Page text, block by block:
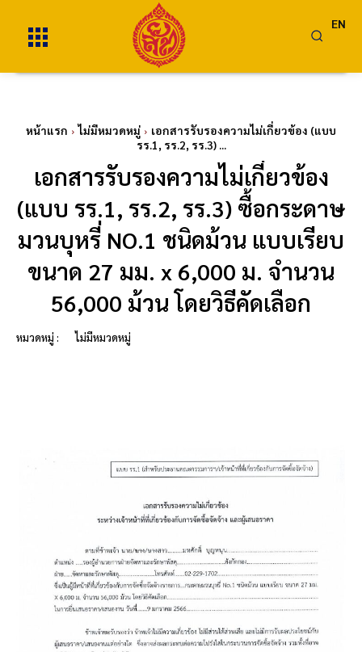
EN
หน้าแรก ไม่มีหมวดหมู่
เอกสารรับรองความไม่เกี่ยวข้อง (แบบ
รร.1, รร.2, รร.3) ...
เอกสารรับรองความไม่เกี่ยวข้อง
(แบบ รร.1, รร.2, รร.3) ซื้อกระดาษ
มวนบุหรี่ NO.1 ชนิดม้วน แบบเรียบ
ขนาด 27 มม. x 6,000 ม. จำนวน
56,000 ม้วน โดยวิธีคัดเลือก
หมวดหมู่ : ไม่มีหมวดหมู่